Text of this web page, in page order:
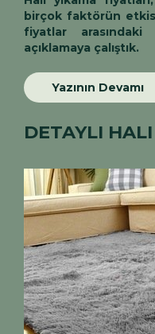
birçok faktörün
fiyatlar arasındaki
açıklamaya çalıştık.
Yazının Devamı
DETAYLI